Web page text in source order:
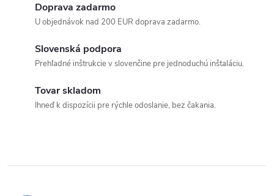
p
Doprava zadarmo
U objednávok nad 200 EUR doprava zadarmo.
Slovenská podpora
Prehľadné inštrukcie v slovenčine pre jednoduchú inštaláciu.
Tovar skladom
Ihneď k dispozícii pre rýchle odoslanie, bez čakania.